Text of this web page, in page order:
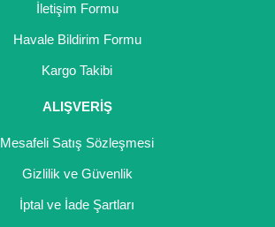
İletişim Formu
Havale Bildirim Formu
Kargo Takibi
ALIŞVERİŞ
Mesafeli Satış Sözleşmesi
Gizlilik ve Güvenlik
İptal ve İade Şartları